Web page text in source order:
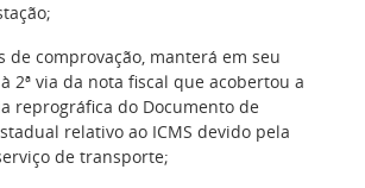
de comprovação, manterá em seu
2ª via da nota fiscal que acobertou a
reprográfica do Documento de
relativo ao ICMS devido pela
de transporte;